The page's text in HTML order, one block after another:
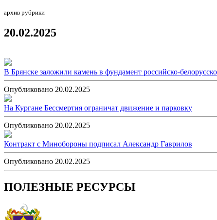
архив рубрики
20.02.2025
В Брянске заложили камень в фундамент российско-
Опубликовано 20.02.2025
На Кургане Бессмертия ограничат движение и парковку
Опубликовано 20.02.2025
Контракт с Минобороны подписал Александр Гаврилов
Опубликовано 20.02.2025
ПОЛЕЗНЫЕ РЕСУРСЫ